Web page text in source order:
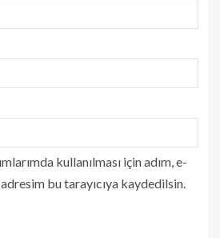
kullanılması için adım, e-
bu tarayıcıya kaydedilsin.